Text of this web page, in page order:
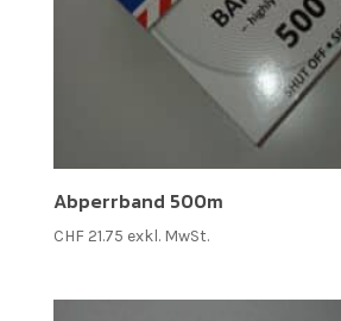
Abperrband 500m
CHF21.75 exkl. MwSt.